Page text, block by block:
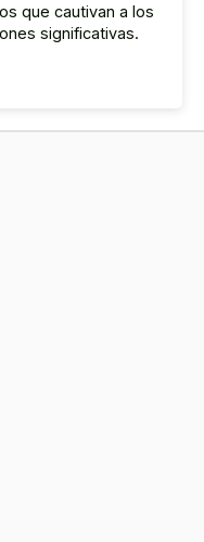
que cautivan a los
significativas.